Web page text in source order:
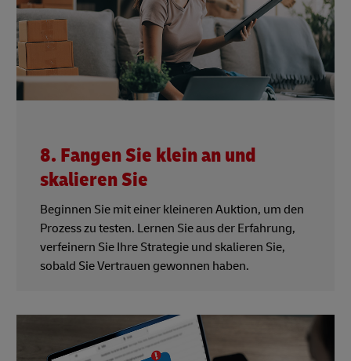
8. Fangen Sie klein an und
skalieren Sie
Beginnen Sie mit einer kleineren Auktion, um den
Prozess zu testen. Lernen Sie aus der Erfahrung,
verfeinern Sie Ihre Strategie und skalieren Sie,
sobald Sie Vertrauen gewonnen haben.